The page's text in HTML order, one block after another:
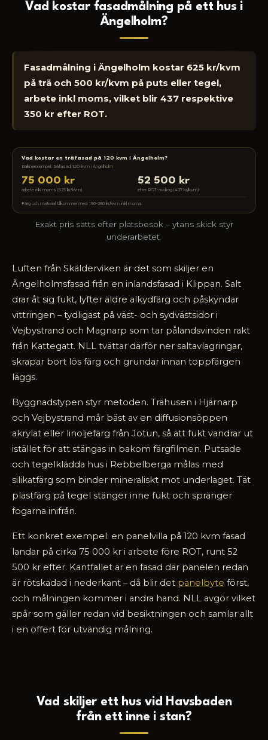
Vad kostar fasadmålning på ett hus i
Ängelholm?
Fasadmålning i Ängelholm kostar 625 kr/kvm
på trä och 500 kr/kvm på puts eller tegel,
arbete inkl moms, vilket blir 437 respektive
350 kr efter ROT.
Vad kostar en träfasad på 120 kvm i Ängelholm?
Räkneexempel: träfasad 120 kvm i Ängelholm
75 000 kr
arbete inkl moms (625 kr/kvm)
52 500 kr
efter ROT-avdrag (437 kr/kvm)
Färg och material tillkommer med 190–250 kr/kvm inkl moms.
Exakt pris sätts efter platsbesök – ytans skick styr
underarbetet.
Luften från Skälderviken är det som skiljer en
Ängelholmsfasad från en inlandsfasad i Klippan. Salt
drar åt sig fukt, lyfter äldre alkydfärg och påskyndar
vittringen – tydligast på väst- och sydvästsidor i
Vejbystrand och Magnarp som tar pålandsvinden rakt
från Kattegatt. NLL tvättar därför ner saltavlagringar,
skrapar bort lös färg och grundar innan toppfärgen
läggs.
Byggnadstypen styr metoden. Trähusen i Hjärnarp
och Vejbystrand mår bäst av en diffusionsöppen
akrylat eller linoljefärg från Jotun, så att fukt vandrar ut
istället för att stängas in bakom färgfilmen. Putsade
och tegelklädda hus i Rebbelberga målas med
silikatfärg som binder mineraliskt mot underlaget. Tät
plastfärg på tegel stänger inne fukt och spränger
fogarna inifrån.
Ett konkret exempel: en panelvilla på 120 kvm fasad
landar på cirka 75 000 kr i arbete före ROT, runt 52
500 kr efter. Kantfallet är en fasad där panelen redan
är rötskadad i nederkant – då blir det panelbyte först,
och målningen kommer i andra hand. NLL avgör vilket
spår som gäller redan vid besiktningen och samlar allt
i en offert för utvändig målning.
Vad skiljer ett hus vid Havsbaden
från ett inne i stan?